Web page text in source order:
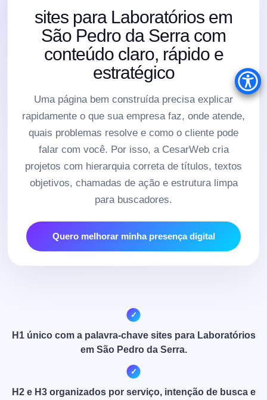
sites para Laboratórios em
São Pedro da Serra com
conteúdo claro, rápido e
estratégico
Uma página bem construída precisa explicar
rapidamente o que sua empresa faz, onde atende,
quais problemas resolve e como o cliente pode
falar com você. Por isso, a CesarWeb cria
projetos com hierarquia correta de títulos, textos
objetivos, chamadas de ação e estrutura limpa
para buscadores.
Quero melhorar minha presença digital
H1 único com a palavra-chave sites para Laboratórios
em São Pedro da Serra.
H2 e H3 organizados por serviço, intenção de busca e